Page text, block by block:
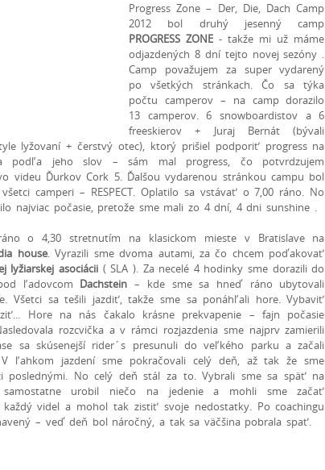
Progress Zone – Der, Die, Dach Camp
2012 bol druhý jesenný camp
PROGRESS ZONE - takže mi už máme
odjazdených 8 dní tejto novej sezóny .
Camp považujem za super vydarený
po všetkých stránkach. Čo sa týka
počtu camperov – na camp dorazilo
13 camperov. 6 snowboardistov a 6
freeskierov + Juraj Bernát (bývali
lyžovaní + čerstvý otec), ktorý prišiel podporiť progress na
podľa jeho slov – sám mal progress, čo potvrdzujem
videu Ďurkov Cork 5. Ďalšou vydarenou stránkou campu bol
camperi – RESPECT. Oplatilo sa vstávať o 7,00 ráno. No
najviac počasie, pretože sme mali zo 4 dní, 4 dni sunshine .
o 4,30 stretnutím na klasickom mieste v Bratislave na
house. Vyrazili sme dvoma autami, za čo chcem poďakovať
lyžiarskej asociácii ( SLA ). Za necelé 4 hodinky sme dorazili do
ľadovcom Dachstein – kde sme sa hneď ráno ubytovali
Všetci sa tešili jazdiť, takže sme sa ponáhľali hore. Vybaviť
Hore na nás čakalo krásne prekvapenie – fajn počasie
rozcvička a v rámci rozjazdenia sme najprv zamierili
sa skúsenejší rider´s presunuli do veľkého parku a začali
ľahkom jazdení sme pokračovali celý deň, až tak že sme
poslednými. No celý deň stál za to. Vybrali sme sa späť na
urobil niečo na jedenie a mohli sme začať
každý videl a mohol tak zistiť svoje nedostatky. Po coachingu
– veď deň bol náročný, a tak sa väčšina pobrala spať.